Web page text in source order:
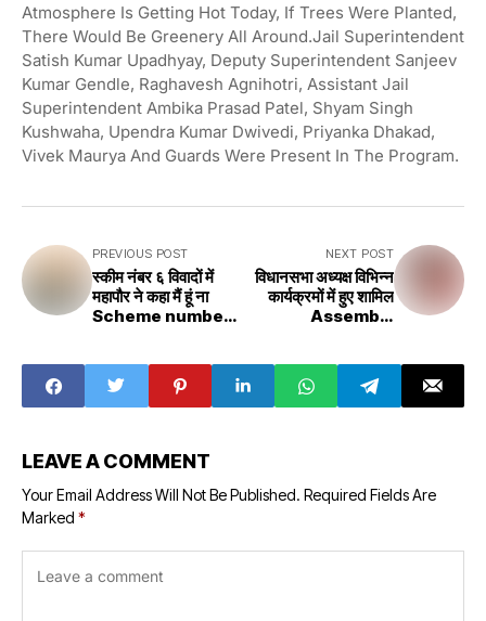
Atmosphere Is Getting Hot Today, If Trees Were Planted,
There Would Be Greenery All Around.Jail Superintendent
Satish Kumar Upadhyay, Deputy Superintendent Sanjeev
Kumar Gendle, Raghavesh Agnihotri, Assistant Jail
Superintendent Ambika Prasad Patel, Shyam Singh
Kushwaha, Upendra Kumar Dwivedi, Priyanka Dhakad,
Vivek Maurya And Guards Were Present In The Program.
PREVIOUS POST
स्कीम नंबर ६ विवादों में
महापौर ने कहा मैं हूं ना
Scheme number
the mayor said, I
am not
NEXT POST
विधानसभा अध्यक्ष विभिन्न
कार्यक्रमों में हुए शामिल
Assembly
various programs
LEAVE A COMMENT
Your Email Address Will Not Be Published. Required Fields Are
Marked *